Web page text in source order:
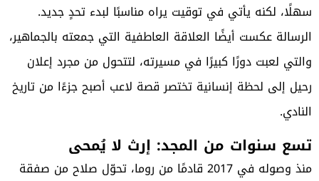
سهلًا، لكنه يأتي في توقيت يراه مناسبًا لبدء تحدٍ جديد.
الرسالة عكست أيضًا العلاقة العاطفية التي جمعته بالجماهير،
والتي لعبت دورًا كبيرًا في مسيرته، لتتحول من مجرد إعلان
رحيل إلى لحظة إنسانية تختصر قصة لاعب أصبح جزءًا من تاريخ
النادي.
تسع سنوات من المجد: إرث لا يُمحى
منذ وصوله في 2017 قادمًا من روما، تحوّل صلاح من صفقة